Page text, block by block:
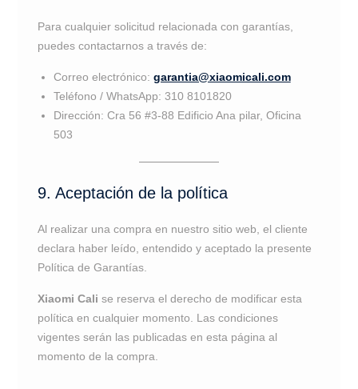
Para cualquier solicitud relacionada con garantías,
puedes contactarnos a través de:
Correo electrónico: garantia@xiaomicali.com
Teléfono / WhatsApp: 310 8101820
Dirección: Cra 56 #3-88 Edificio Ana pilar, Oficina
503
9. Aceptación de la política
Al realizar una compra en nuestro sitio web, el cliente
declara haber leído, entendido y aceptado la presente
Política de Garantías.
Xiaomi Cali se reserva el derecho de modificar esta
política en cualquier momento. Las condiciones
vigentes serán las publicadas en esta página al
momento de la compra.